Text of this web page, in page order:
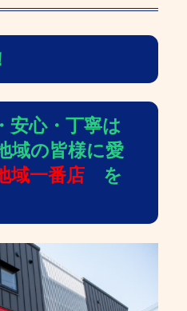
安心・丁寧は
域の皆様に愛
域一番店を